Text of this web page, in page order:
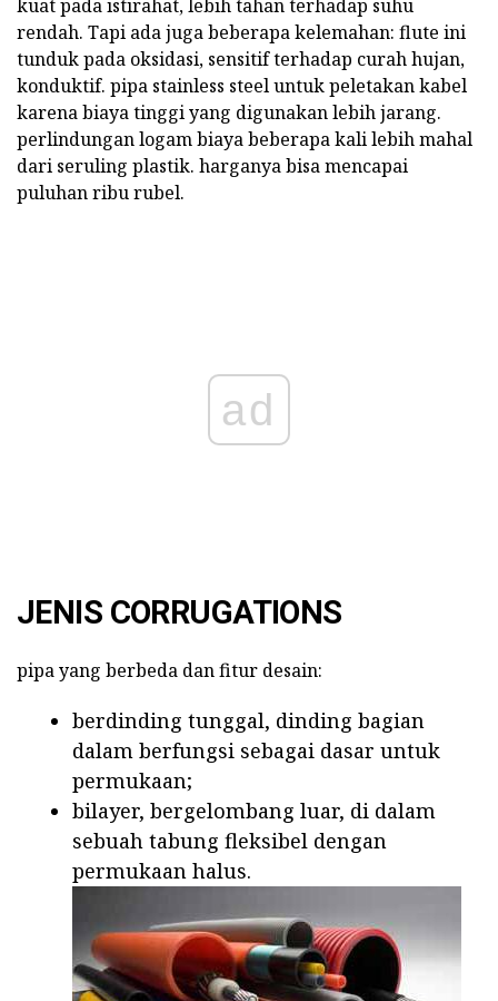
kuat pada istirahat, lebih tahan terhadap suhu
rendah. Tapi ada juga beberapa kelemahan: flute ini
tunduk pada oksidasi, sensitif terhadap curah hujan,
konduktif. pipa stainless steel untuk peletakan kabel
karena biaya tinggi yang digunakan lebih jarang.
perlindungan logam biaya beberapa kali lebih mahal
dari seruling plastik. harganya bisa mencapai
puluhan ribu rubel.
ad
JENIS CORRUGATIONS
pipa yang berbeda dan fitur desain:
berdinding tunggal, dinding bagian
dalam berfungsi sebagai dasar untuk
permukaan;
bilayer, bergelombang luar, di dalam
sebuah tabung fleksibel dengan
permukaan halus.